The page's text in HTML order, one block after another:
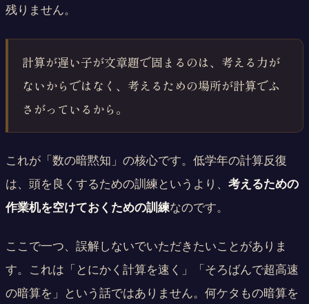
残りません。
計算が遅い子が文章題で固まるのは、考える力が
ないからではなく、考えるための場所が計算でふ
さがっているから。
これが「数の暗黙知」の核心です。低学年の計算反復
は、頭を良くするための訓練というより、 考えるための
作業机を空けておくための訓練なのです。
ここで一つ、誤解しないでいただきたいことがありま
す。これは「とにかく計算を速く」「そろばんで超高速
の暗算を」という話ではありません。何ケタもの暗算を